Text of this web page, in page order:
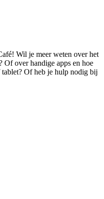
Wil je meer weten over het
Of over handige apps en hoe
Of heb je hulp nodig bij